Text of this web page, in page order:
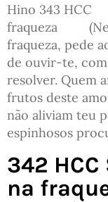
Hino 343
fraqueza
fraqueza, pede
de ouvir-te,
resolver. Quem
frutos deste
não aliviam teu
espinhosos
342
na